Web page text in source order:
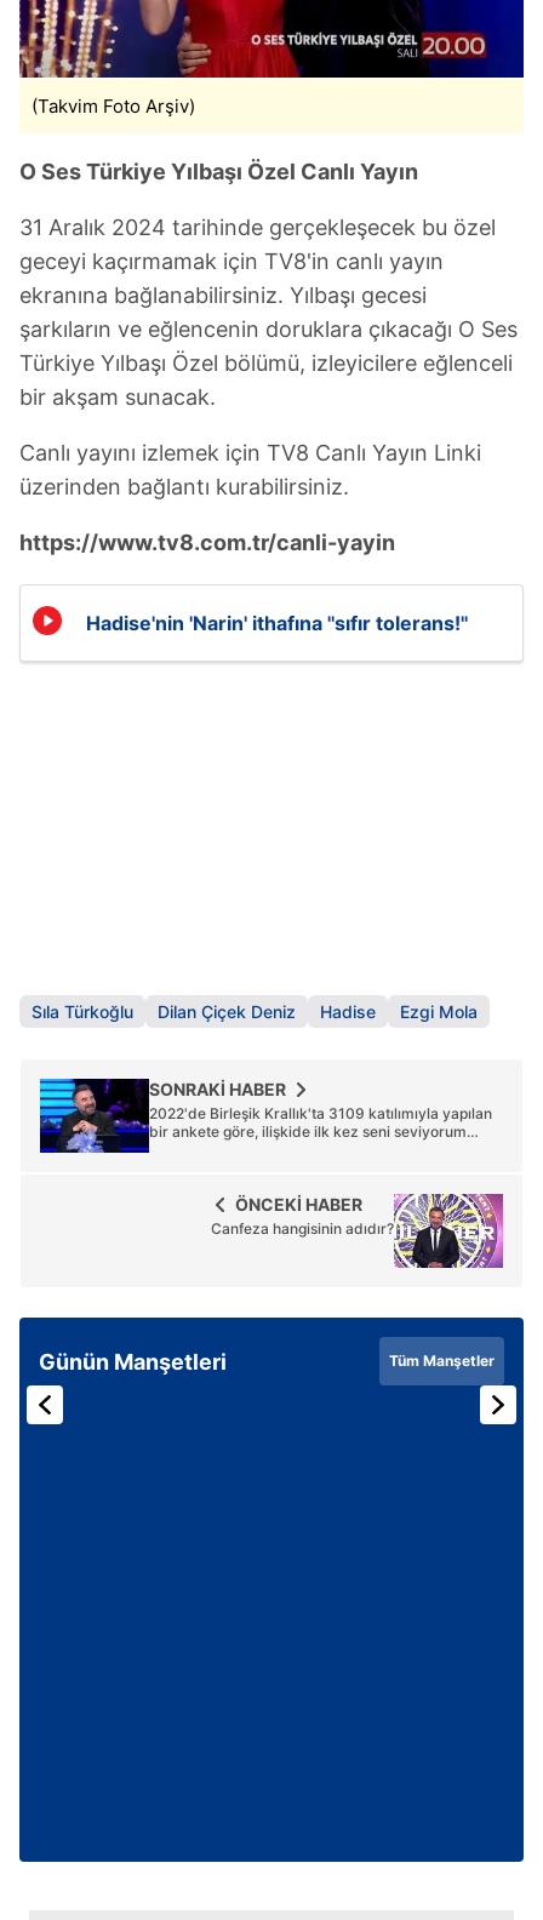
(Takvim Foto Arşiv)
O Ses Türkiye Yılbaşı Özel Canlı Yayın
31 Aralık 2024 tarihinde gerçekleşecek bu özel
geceyi kaçırmamak için TV8'in canlı yayın
ekranına bağlanabilirsiniz. Yılbaşı gecesi
şarkıların ve eğlencenin doruklara çıkacağı O Ses
Türkiye Yılbaşı Özel bölümü, izleyicilere eğlenceli
bir akşam sunacak.
Canlı yayını izlemek için TV8 Canlı Yayın Linki
üzerinden bağlantı kurabilirsiniz.
https://www.tv8.com.tr/canli-yayin
Hadise'nin 'Narin' ithafına ''sıfır tolerans!''
Sıla Türkoğlu Dilan Çiçek Deniz Hadise Ezgi Mola
SONRAKİ HABER
2022'de Birleşik Krallık'ta 3109 katılımıyla yapılan
bir ankete göre, ilişkide ilk kez seni seviyorum
ÖNCEKİ HABER
Canfeza hangisinin adıdır?
Günün Manşetleri Tüm Manşetler